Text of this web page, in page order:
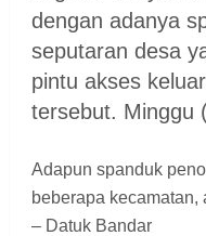
dengan adanya
seputaran desa
pintu akses
tersebut. Minggu
Adapun spanduk
beberapa kecamatan,
– Datuk Bandar